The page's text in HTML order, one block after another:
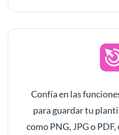
Confía en las
para guardar tu
como PNG, JPG o